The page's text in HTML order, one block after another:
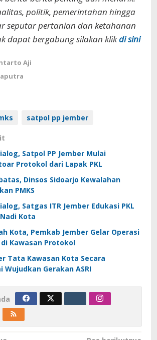
politik, pemerintahan hingga
seputar pertanian dan ketahanan
dapat bergabung silakan klikdi sini
Aji
satpol pp jember
Satpol PP Jember Mulai
Protokol dari Lapak PKL
Dinsos Sidoarjo Kewalahan
PMKS
Satgas ITR Jember Edukasi PKL
Kota
Kota, Pemkab Jember Gelar Operasi
Kawasan Protokol
Tata Kawasan Kota Secara
Wujudkan Gerakan ASRI